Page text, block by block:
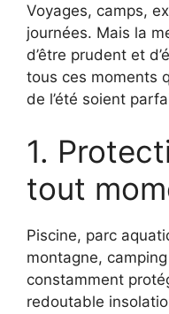
Voyages, camps,
journées. Mais la
d’être prudent et
tous ces moments
de l’été soient
1.
tout
Piscine, parc
montagne,
constamment
redoutable